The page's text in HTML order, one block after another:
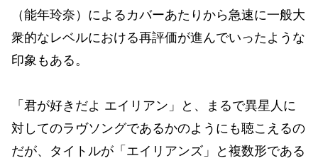
（能年玲奈）によるカバーあたりから急速に一般大
衆的なレベルにおける再評価が進んでいったような
印象もある。
「君が好きだよ エイリアン」と、まるで異星人に
対してのラヴソングであるかのようにも聴こえるの
だが、タイトルが「エイリアンズ」と複数形である